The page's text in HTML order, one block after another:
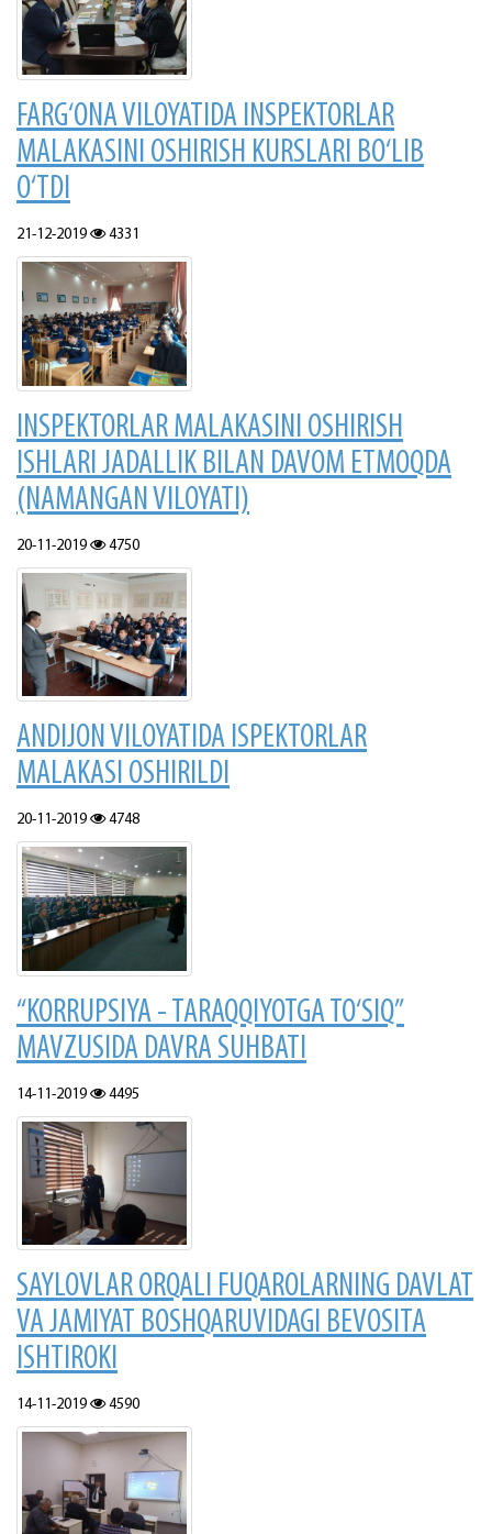
FARG‘ONA VILOYATIDA INSPEKTORLAR
MALAKASINI OSHIRISH KURSLARI BO‘LIB
O‘TDI
21-12-2019 4331
INSPEKTORLAR MALAKASINI OSHIRISH
ISHLARI JADALLIK BILAN DAVOM ETMOQDA
(NAMANGAN VILOYATI)
20-11-2019 4750
ANDIJON VILOYATIDA ISPEKTORLAR
MALAKASI OSHIRILDI
20-11-2019 4748
“KORRUPSIYA - TARAQQIYOTGA TO‘SIQ”
MAVZUSIDA DAVRA SUHBATI
14-11-2019 4495
SAYLOVLAR ORQALI FUQAROLARNING DAVLAT
VA JAMIYAT BOSHQARUVIDAGI BEVOSITA
ISHTIROKI
14-11-2019 4590